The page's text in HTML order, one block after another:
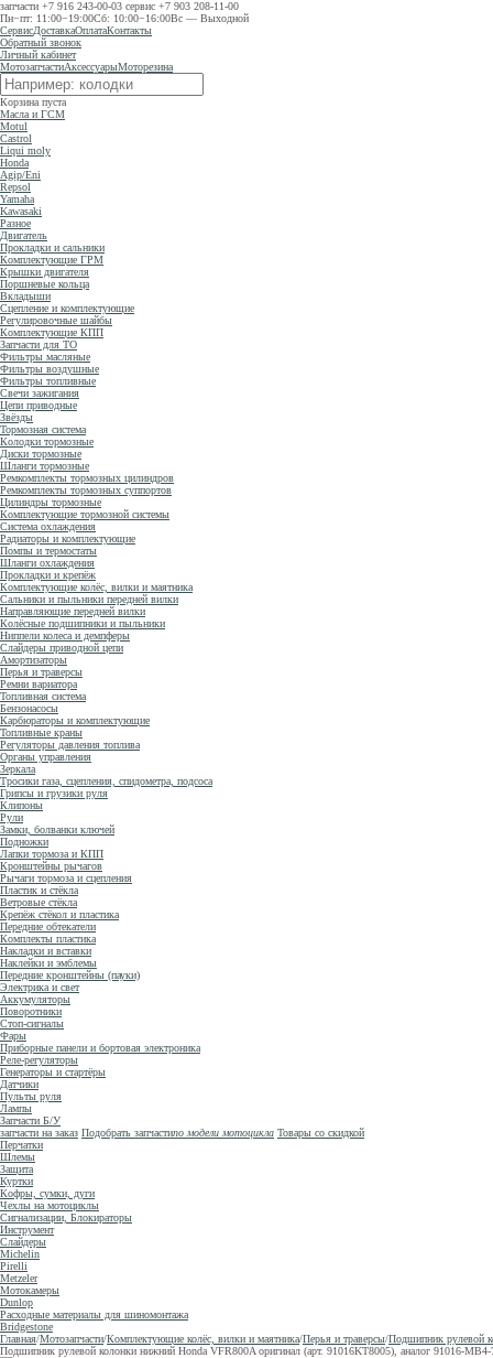
запчасти +7 916 243-00-03 сервис +7 903 208-11-00
Пн−пт: 11:00−19:00Сб: 10:00−16:00Вс — Выходной
СервисДоставкаОплатаКонтакты
Обратный звонок
Личный кабинет
МотозапчастиАксессуарыМоторезина
Корзина пуста
Масла и ГСМ
Motul
Castrol
Liqui moly
Honda
Agip/Eni
Repsol
Yamaha
Kawasaki
Разное
Двигатель
Прокладки и сальники
Комплектующие ГРМ
Крышки двигателя
Поршневые кольца
Вкладыши
Сцепление и комплектующие
Регулировочные шайбы
Комплектующие КПП
Запчасти для ТО
Фильтры масляные
Фильтры воздушные
Фильтры топливные
Свечи зажигания
Цепи приводные
Звёзды
Тормозная система
Колодки тормозные
Диски тормозные
Шланги тормозные
Ремкомплекты тормозных цилиндров
Ремкомплекты тормозных суппортов
Цилиндры тормозные
Комплектующие тормозной системы
Система охлаждения
Радиаторы и комплектующие
Помпы и термостаты
Шланги охлаждения
Прокладки и крепёж
Комплектующие колёс, вилки и маятника
Сальники и пыльники передней вилки
Направляющие передней вилки
Колёсные подшипники и пыльники
Ниппели колеса и демпферы
Слайдеры приводной цепи
Амортизаторы
Перья и траверсы
Ремни вариатора
Топливная система
Бензонасосы
Карбюраторы и комплектующие
Топливные краны
Регуляторы давления топлива
Органы управления
Зеркала
Тросики газа, сцепления, спидометра, подсоса
Грипсы и грузики руля
Клипоны
Рули
Замки, болванки ключей
Подножки
Лапки тормоза и КПП
Кронштейны рычагов
Рычаги тормоза и сцепления
Пластик и стёкла
Ветровые стёкла
Крепёж стёкол и пластика
Передние обтекатели
Комплекты пластика
Накладки и вставки
Наклейки и эмблемы
Передние кронштейны (пауки)
Электрика и свет
Аккумуляторы
Поворотники
Стоп-сигналы
Фары
Приборные панели и бортовая электроника
Реле-регуляторы
Генераторы и стартёры
Датчики
Пульты руля
Лампы
Запчасти Б/У
запчасти на заказ Подобрать запчастипо модели мотоцикла Товары со скидкой
Перчатки
Шлемы
Защита
Куртки
Кофры, сумки, дуги
Чехлы на мотоциклы
Сигнализации, Блокираторы
Инструмент
Слайдеры
Michelin
Pirelli
Metzeler
Мотокамеры
Dunlop
Расходные материалы для шиномонтажа
Bridgestone
Главная/Мотозапчасти/Комплектующие колёс, вилки и маятника/Перья и траверсы/Подшипник рулевой
Подшипник рулевой колонки нижний Honda VFR800A оригинал (арт. 91016KT8005), аналог 91016-